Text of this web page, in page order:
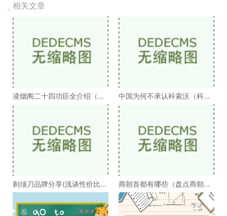
相关文章
凌烟阁二十四功臣全介绍（凌
烟阁二十四功臣排
中国为何不承认科索沃（科索
沃为何不被承认）
剃须刀品牌分享(浅谈性价比高
的剃须刀品牌）
商朝首都有哪些（盘点商朝的
十几个首都）